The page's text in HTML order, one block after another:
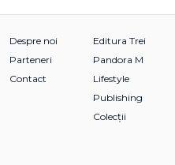
Despre noi
Parteneri
Contact
Editura Trei
Pandora M
Lifestyle
Publishing
Colecții